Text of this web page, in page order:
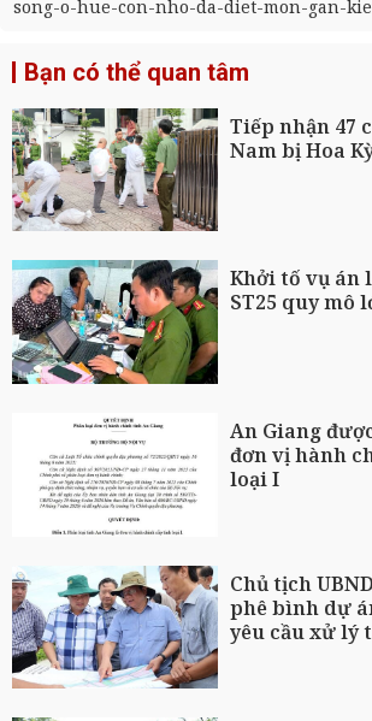
song-o-hue-con-nho-da-diet-mon-gan-
Bạn có thể quan tâm
Tiếp nhận 47
Nam bị Hoa
Khởi tố vụ án
ST25 quy mô
An Giang
đơn vị hành
loại I
Chủ tịch
phê bình dự
yêu cầu xử lý